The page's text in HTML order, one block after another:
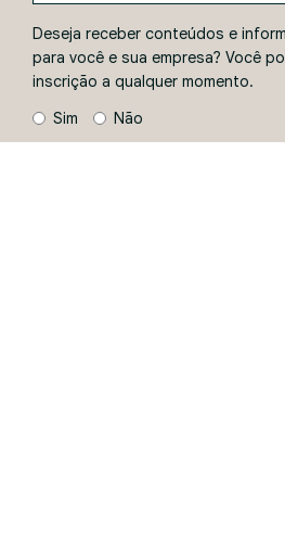
Deseja receber conteúdos e
para você e sua empresa? Você
inscrição a qualquer momento.
Sim
Não